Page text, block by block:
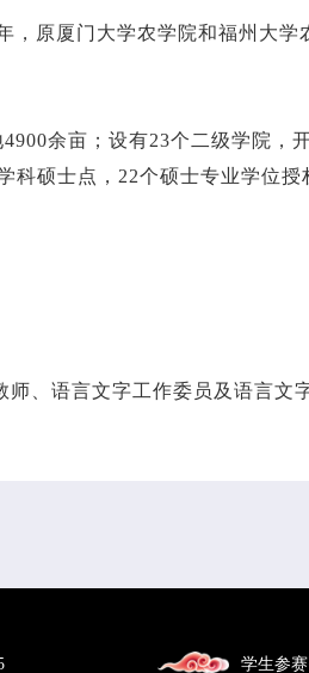
原厦门大学农学院和福州大学
余亩；设有23个二级学院，
硕士点，22个硕士专业学位
、语言文字工作委员及语言文
学生参赛